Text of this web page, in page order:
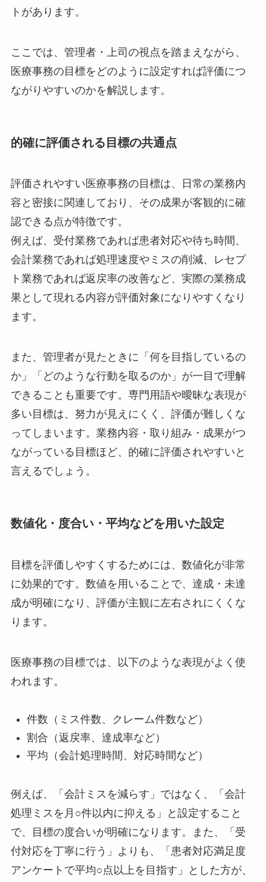
トがあります。
ここでは、管理者・上司の視点を踏まえながら、
医療事務の目標をどのように設定すれば評価につ
ながりやすいのかを解説します。
的確に評価される目標の共通点
評価されやすい医療事務の目標は、日常の業務内
容と密接に関連しており、その成果が客観的に確
認できる点が特徴です。
例えば、受付業務であれば患者対応や待ち時間、
会計業務であれば処理速度やミスの削減、レセプ
ト業務であれば返戻率の改善など、実際の業務成
果として現れる内容が評価対象になりやすくなり
ます。
また、管理者が見たときに「何を目指しているの
か」「どのような行動を取るのか」が一目で理解
できることも重要です。専門用語や曖昧な表現が
多い目標は、努力が見えにくく、評価が難しくな
ってしまいます。業務内容・取り組み・成果がつ
ながっている目標ほど、的確に評価されやすいと
言えるでしょう。
数値化・度合い・平均などを用いた設定
目標を評価しやすくするためには、数値化が非常
に効果的です。数値を用いることで、達成・未達
成が明確になり、評価が主観に左右されにくくな
ります。
医療事務の目標では、以下のような表現がよく使
われます。
件数（ミス件数、クレーム件数など）
割合（返戻率、達成率など）
平均（会計処理時間、対応時間など）
例えば、「会計ミスを減らす」ではなく、「会計
処理ミスを月○件以内に抑える」と設定すること
で、目標の度合いが明確になります。また、「受
付対応を丁寧に行う」よりも、「患者対応満足度
アンケートで平均○点以上を目指す」とした方が、